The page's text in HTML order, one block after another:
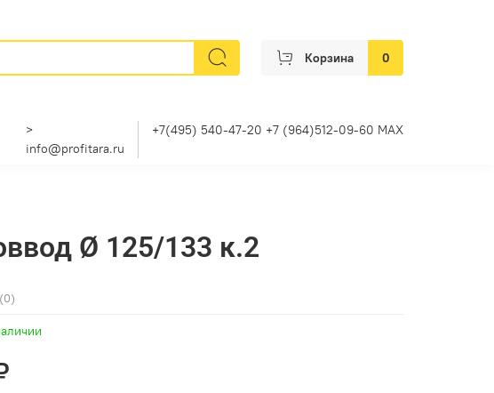
Корзина 0
>
info@profitara.ru
+7(495) 540-47-20 +7 (964)512-09-60 MAX
(0)
Ø 125/133 к.2